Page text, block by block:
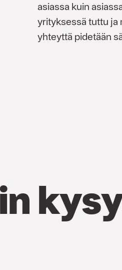
asiassa kuin
yrityksessä tuttu ja
yhteyttä pidetään